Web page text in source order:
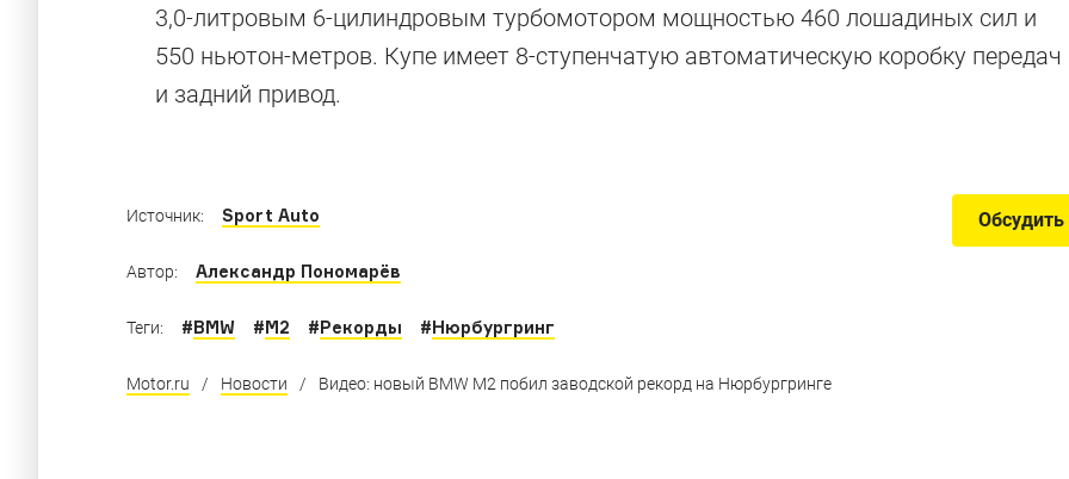
3,0-литровым 6-цилиндровым турбомотором мощностью 460 лошадиных сил и
550 ньютон-метров. Купе имеет 8-ступенчатую автоматическую коробку передач
и задний привод.
Как выглядели прототипы современных моделей баварской марки и как они изменились по пути
конвейер
Обсудить
Источник: Sport Auto
Автор: Александр Пономарёв
Теги: #BMW #M2 #Рекорды #Нюрбургринг
Motor.ru / Новости / Видео: новый BMW M2 побил заводской рекорд на Нюрбургринге